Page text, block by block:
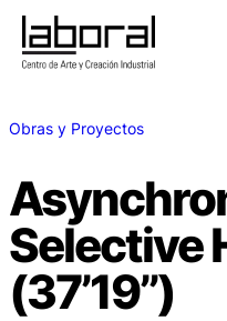
Obras y Proyectos
Selective
(37’19’’)